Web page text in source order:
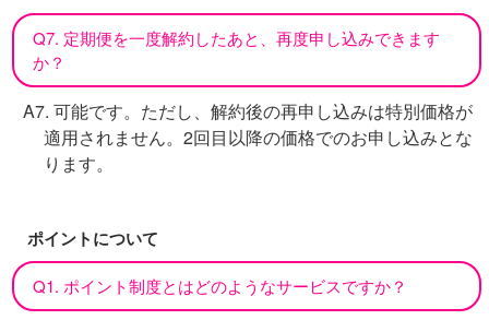
Q7. 定期便を一度解約したあと、再度申し込みできます
か？
A7. 可能です。ただし、解約後の再申し込みは特別価格が
適用されません。2回目以降の価格でのお申し込みとな
ります。
ポイントについて
Q1. ポイント制度とはどのようなサービスですか？